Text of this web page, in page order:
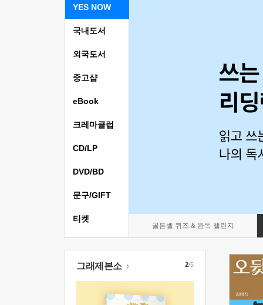
YES NOW
골든벨 퀴즈 & 완독 챌린지
국내도서
외국도서
중고샵
eBook
크레마클럽
CD/LP
DVD/BD
문구/GIFT
티켓
그래제본소 2/5